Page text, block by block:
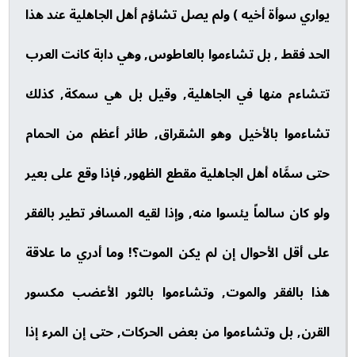
يواري سوأة أخيه ) ولم يصل تشاؤم أهل الجاهلية عند هذا
الحد فقط , بل تشاءموا بالعاطوس, وهي دابة كانت العرب
تتشاءم منها في الجاهلية, وقيل بل هي سمكة, كذلك
تشاءموا بالأخيل وهو الشقراق, طائر أعظم من الحمام
حتى سمَّاه أهل الجاهلية مقطع الظهور, فإذا وقع على بعير
ولو كان سالماً يئسوا منه, وإذا لقيه المسافر تطير بالفقر
على أقل الأحوال إن لم يكن الموت؟! وما أدري ما علاقة
هذا بالفقر والموت, وتشاءموا بالثور الأعضب مكسور
القرن, بل وتشاءموا من بعض الحركات, حتى إن المرء إذا